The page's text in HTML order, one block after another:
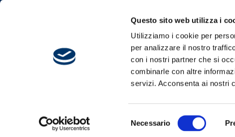
Questo sito web utilizza i
Utilizziamo i cookie per
per analizzare il nostro
con i nostri partner che si
combinarle con altre
servizi. Acconsenta ai nostri
del
Necessario
Link utili